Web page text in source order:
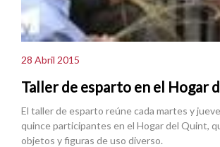
28 Abril 2015
Taller de esparto en el Hogar
El taller de esparto reúne cada martes y
quince participantes en el Hogar del Quint,
objetos y figuras de uso diverso.